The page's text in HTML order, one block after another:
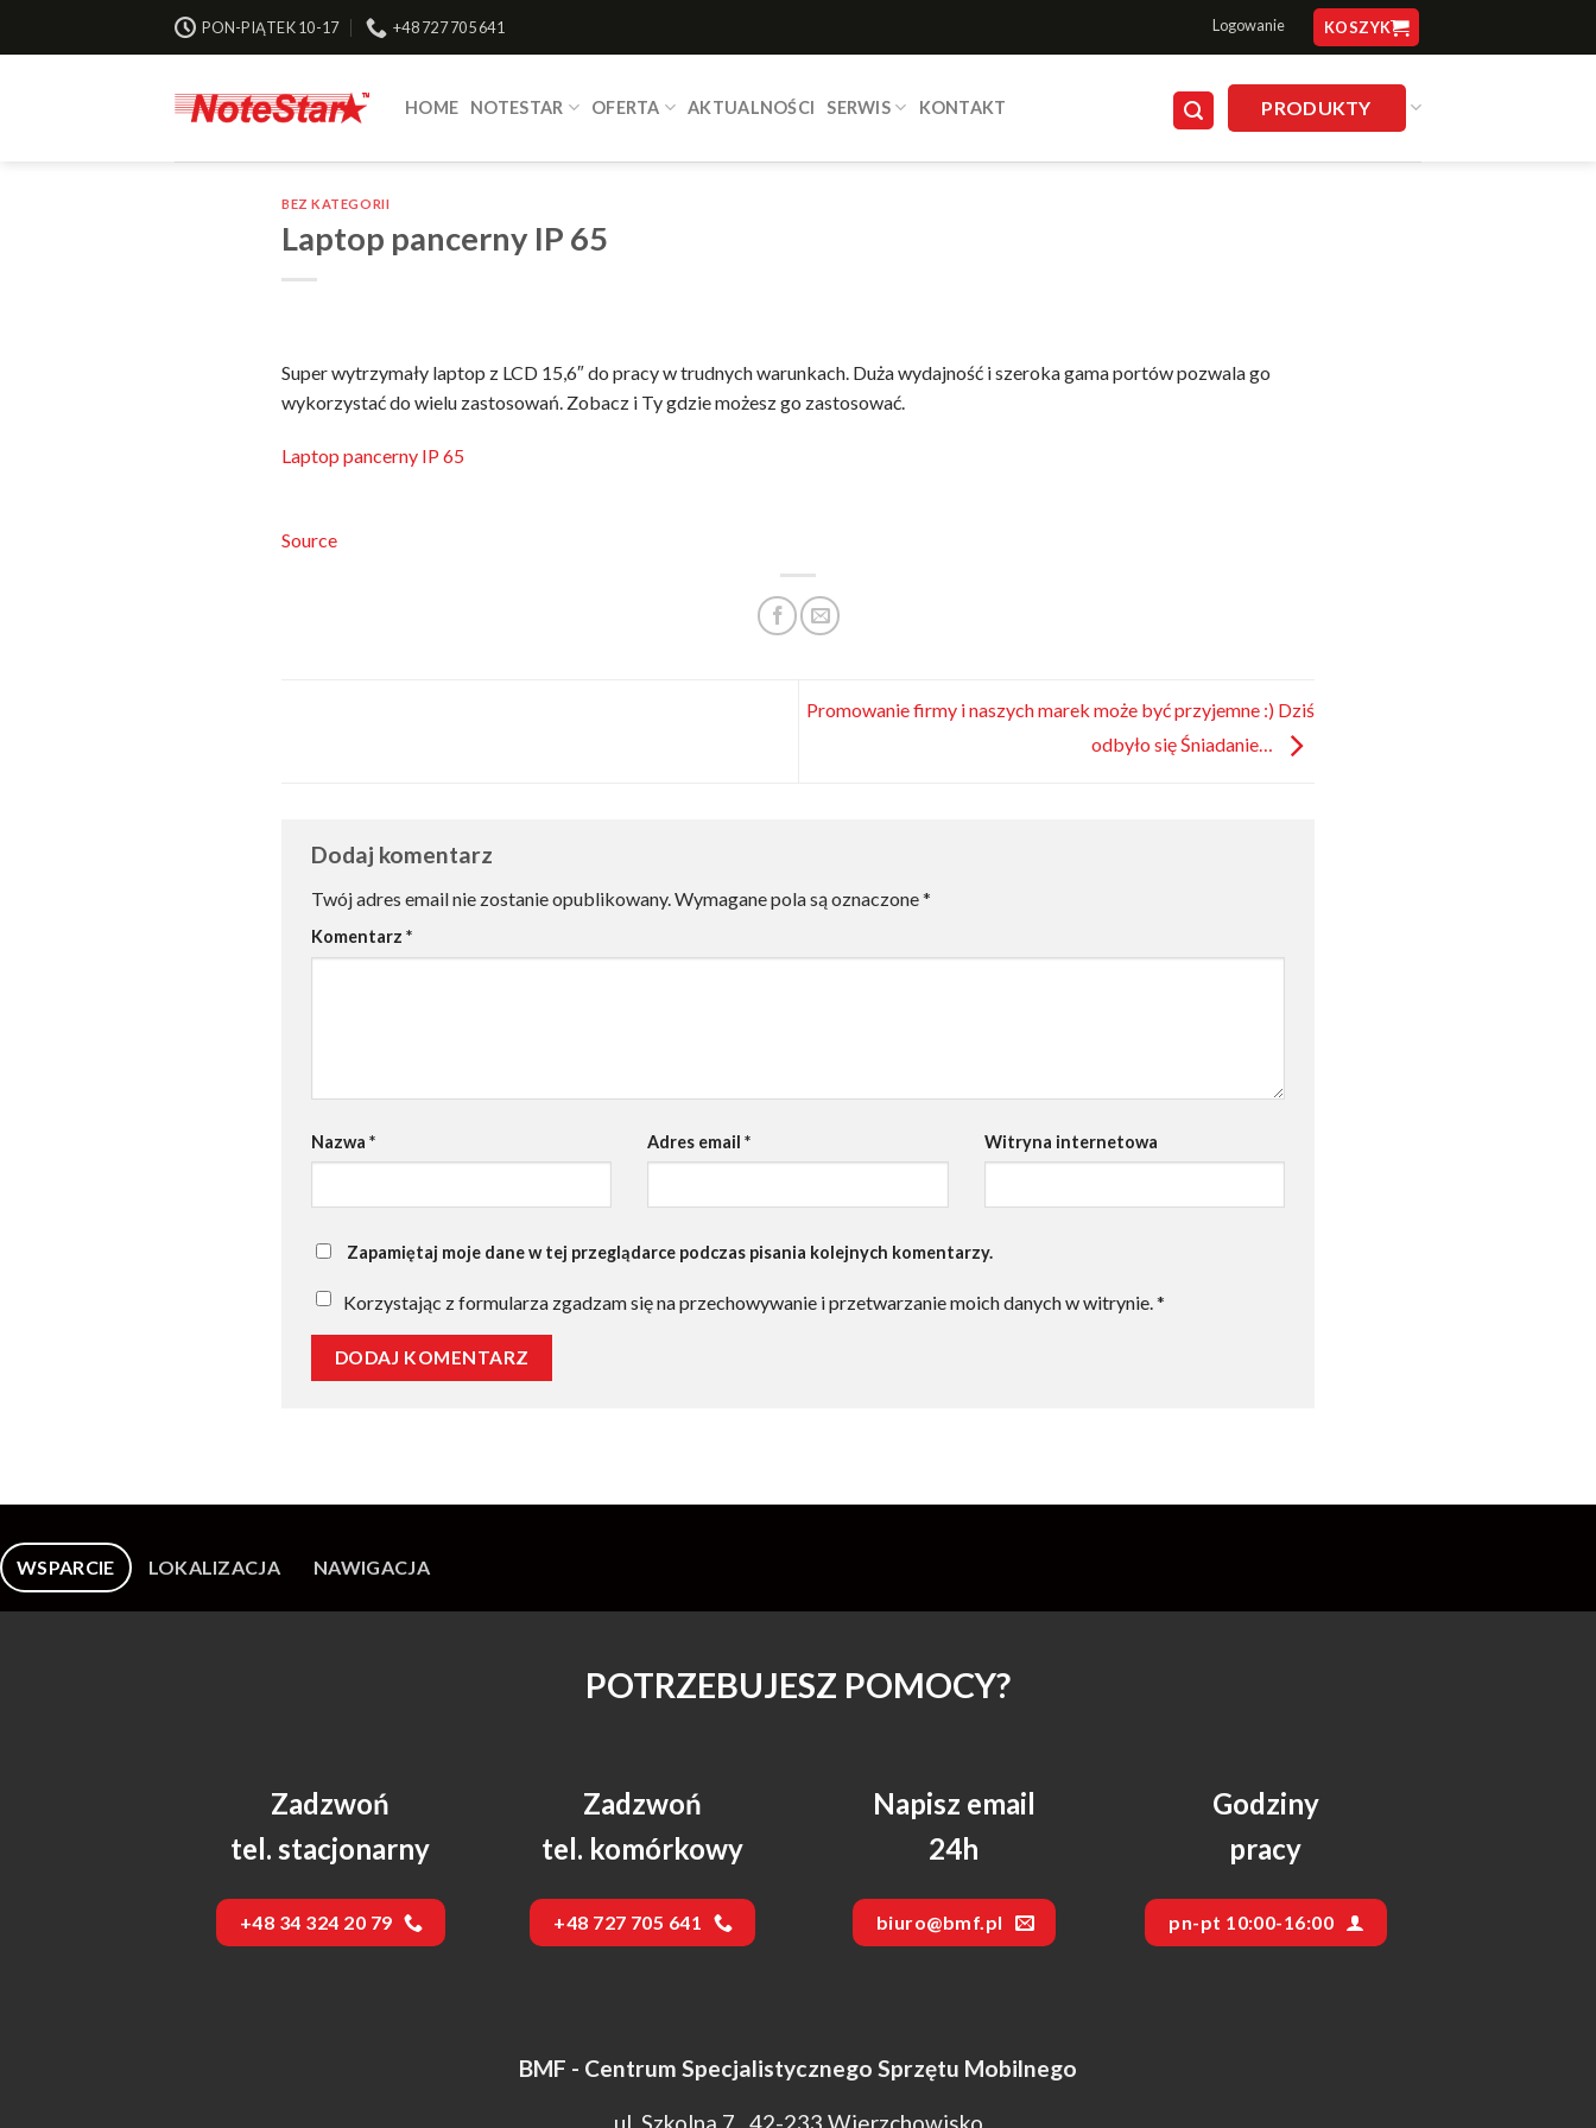
PON-PIĄTEK 10-17 +48 727 705 641 Logowanie KOSZYK
HOME NOTESTAR OFERTA AKTUALNOŚCI SERWIS KONTAKT PRODUKTY
BEZ KATEGORII
Laptop pancerny IP 65
Super wytrzymały laptop z LCD 15,6″ do pracy w trudnych warunkach. Duża wydajność i szeroka gama portów pozwala go
wykorzystać do wielu zastosowań. Zobacz i Ty gdzie możesz go zastosować.
Laptop pancerny IP 65
Source
Promowanie firmy i naszych marek może być przyjemne :) Dziś
odbyło się Śniadanie…
Dodaj komentarz
Twój adres email nie zostanie opublikowany.Wymagane pola są oznaczone*
Komentarz *
Nazwa * Adres email* Witryna internetowa
Zapamiętaj moje dane w tej przeglądarce podczas pisania kolejnych komentarzy.
Korzystając z formularza zgadzam się na przechowywanie i przetwarzanie moich danych w witrynie. *
WSPARCIE LOKALIZACJA NAWIGACJA
POTRZEBUJESZ POMOCY?
Zadzwoń
tel. stacjonarny
+48 34 324 20 79
Zadzwoń
tel. komórkowy
+48 727 705 641
Napisz email
24h
biuro@bmf.pl
Godziny
pracy
pn-pt 10:00-16:00
BMF - Centrum Specjalistycznego Sprzętu Mobilnego
ul. Szkolna 7 42-233 Wierzchowisko